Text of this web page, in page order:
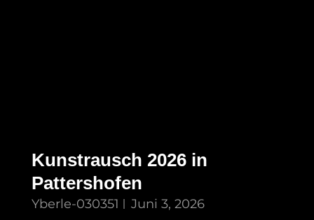
Kunstrausch 2026 in
Pattershofen
Yberle-030351 Juni 3, 2026